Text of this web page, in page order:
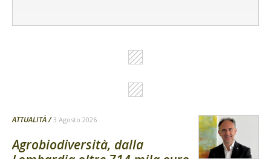
ATTUALITÀ 3 Agosto 2026
Agrobiodiversità, dalla